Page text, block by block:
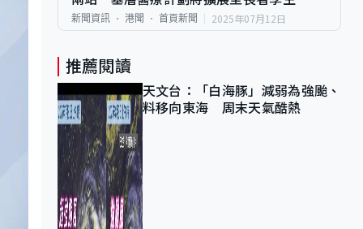
新聞資訊 港聞 首頁新聞 2025年07月12日
推薦閱讀
天文台：「白海豚」減弱為強颱、
料移向東海 周末天氣酷熱